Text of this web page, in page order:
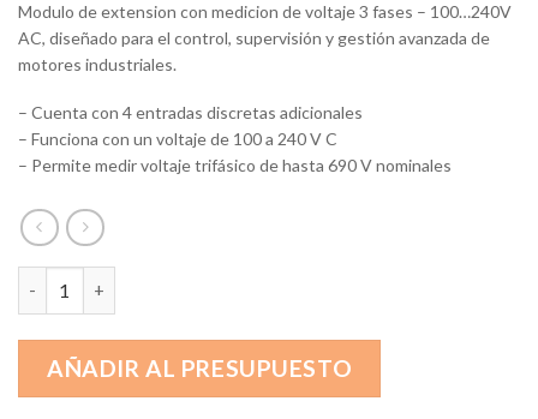
Modulo de extension con medicion de voltaje 3 fases – 100…240V
AC, diseñado para el control, supervisión y gestión avanzada de
motores industriales.
– Cuenta con 4 entradas discretas adicionales
– Funciona con un voltaje de 100 a 240 V C
– Permite medir voltaje trifásico de hasta 690 V nominales
AÑADIR AL PRESUPUESTO